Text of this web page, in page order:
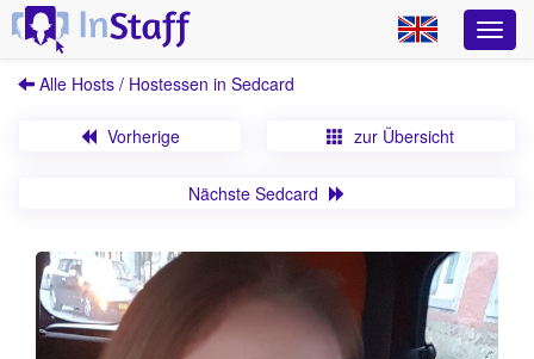
Alle Hosts / Hostessen in Sedcard
Vorherige zur Übersicht
Nächste Sedcard